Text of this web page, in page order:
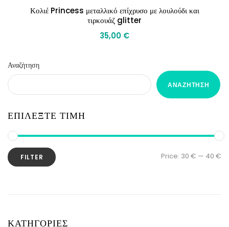
Κολιέ Princess μεταλλικό επίχρυσο με λουλούδι και
τιρκουάζ glitter
35,00 €
Αναζήτηση
ΑΝΑΖΉΤΗΣΗ
ΕΠΙΛΕΞΤΕ ΤΙΜΗ
FILTER Price: 30 € — 40 €
ΚΑΤΗΓΟΡΙΕΣ